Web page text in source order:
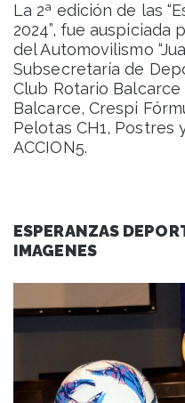
La 2ª edición de las
2024”, fue auspiciada
del Automovilismo
Subsecretaría de
Club Rotario
Balcarce, Crespi
Pelotas CH1, Postres
ACCION5.
ESPERANZAS
IMAGENES